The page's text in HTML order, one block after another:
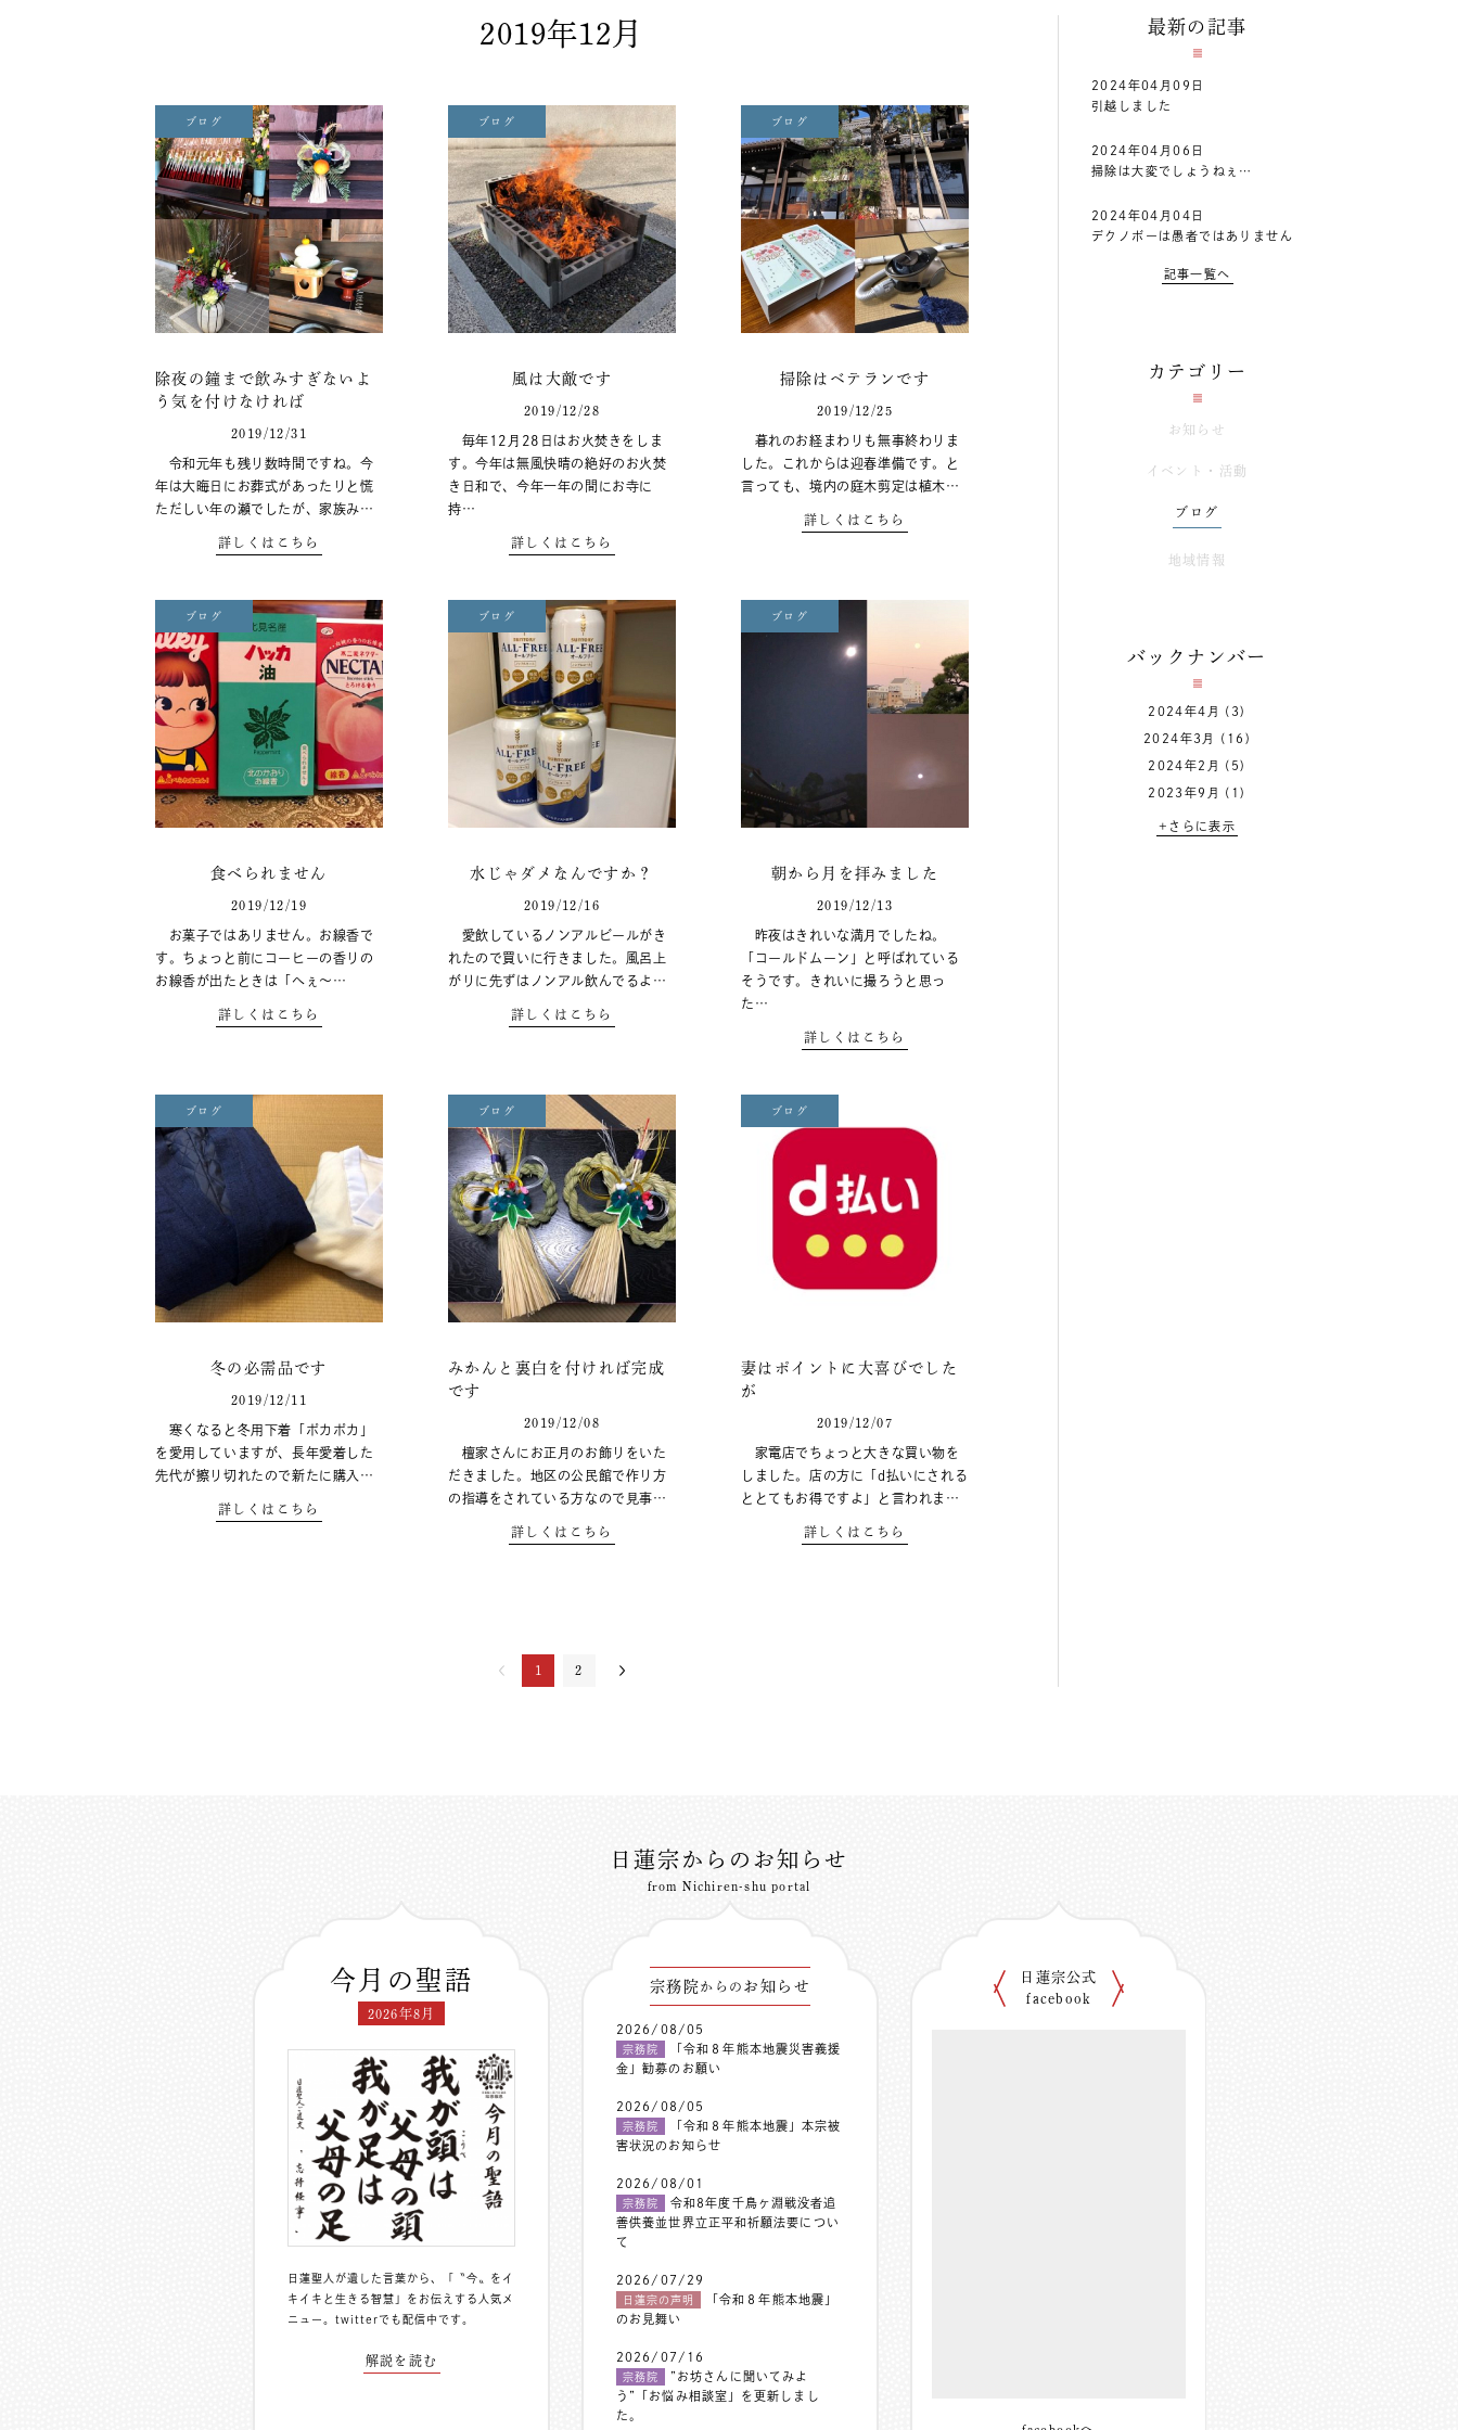
2019年12月
ブログ
除夜の鐘まで飲みすぎないよ
う気を付けなければ
2019/12/31
令和元年も残り数時間ですね。今
年は大晦日にお葬式があったりと慌
ただしい年の瀬でしたが、家族み…
詳しくはこちら
ブログ
風は大敵です
2019/12/28
毎年12月28日はお火焚きをしま
す。今年は無風快晴の絶好のお火焚
き日和で、今年一年の間にお寺に
持…
詳しくはこちら
ブログ
掃除はベテランです
2019/12/25
暮れのお経まわりも無事終わりま
した。これからは迎春準備です。と
言っても、境内の庭木剪定は植木…
詳しくはこちら
ブログ
食べられません
2019/12/19
お菓子ではありません。お線香で
す。ちょっと前にコーヒーの香りの
お線香が出たときは「へぇ～…
詳しくはこちら
ブログ
水じゃダメなんですか？
2019/12/16
愛飲しているノンアルビールがき
れたので買いに行きました。風呂上
がりに先ずはノンアル飲んでるよ…
詳しくはこちら
ブログ
朝から月を拝みました
2019/12/13
昨夜はきれいな満月でしたね。
「コールドムーン」と呼ばれている
そうです。きれいに撮ろうと思っ
た…
詳しくはこちら
ブログ
冬の必需品です
2019/12/11
寒くなると冬用下着「ポカポカ」
を愛用していますが、長年愛着した
先代が擦り切れたので新たに購入…
詳しくはこちら
ブログ
みかんと裏白を付ければ完成
です
2019/12/08
檀家さんにお正月のお飾りをいた
だきました。地区の公民館で作り方
の指導をされている方なので見事…
詳しくはこちら
ブログ
妻はポイントに大喜びでした
が
2019/12/07
家電店でちょっと大きな買い物を
しました。店の方に「d払いにされる
ととてもお得ですよ」と言われま…
詳しくはこちら
1 2
最新の記事
2024年04月09日
引越しました
2024年04月06日
掃除は大変でしょうねぇ…
2024年04月04日
デクノボーは愚者ではありません
記事一覧へ
カテゴリー
お知らせ
イベント・活動
ブログ
地域情報
バックナンバー
2024年4月 (3)
2024年3月 (16)
2024年2月 (5)
2023年9月 (1)
+さらに表示
日蓮宗からのお知らせ
from Nichiren-shu portal
今月の聖語
2026年8月
日蓮聖人が遺した言葉から、「〝今〟をイ
キイキと生きる智慧」をお伝えする人気メ
ニュー。 twitterでも配信中 です。
解説を読む
宗務院からの お知らせ
2026/08/05
宗務院
「令和８年熊本地震災害義援
金」勧募のお願い
2026/08/05
宗務院
「令和８年熊本地震」本宗被
害状況のお知らせ
2026/08/01
宗務院
令和8年度千鳥ヶ淵戦没者追
善供養並世界立正平和祈願法要につい
て
2026/07/29
日蓮宗の声明
「令和８年熊本地震」
のお見舞い
2026/07/16
宗務院
”お坊さんに聞いてみよ
う”「お悩み相談室」を更新しまし
た。
日蓮宗公式
facebook